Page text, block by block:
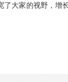
家的视野，增